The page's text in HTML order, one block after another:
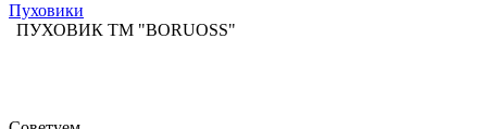
Пуховики
ПУХОВИК ТМ "BORUOSS"